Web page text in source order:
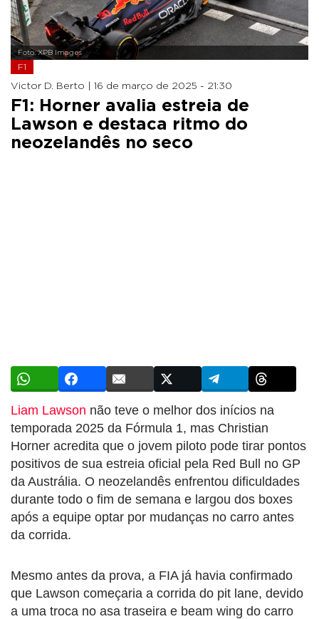
Foto: XPB Images
F1
Victor D. Berto | 16 de março de 2025 - 21:30
F1: Horner avalia estreia de
Lawson e destaca ritmo do
neozelandês no seco
Liam Lawson não teve o melhor dos inícios na
temporada 2025 da Fórmula 1, mas Christian
Horner acredita que o jovem piloto pode tirar pontos
positivos de sua estreia oficial pela Red Bull no GP
da Austrália. O neozelandês enfrentou dificuldades
durante todo o fim de semana e largou dos boxes
após a equipe optar por mudanças no carro antes
da corrida.
Mesmo antes da prova, a FIA já havia confirmado
que Lawson começaria a corrida do pit lane, devido
a uma troca no asa traseira e beam wing do carro